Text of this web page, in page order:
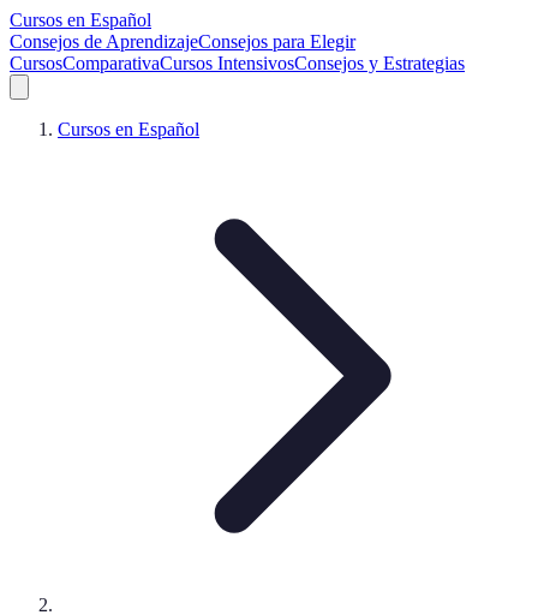
Cursos en Español
Consejos de AprendizajeConsejos para Elegir
CursosComparativaCursos IntensivosConsejos y Estrategias
Cursos en Español